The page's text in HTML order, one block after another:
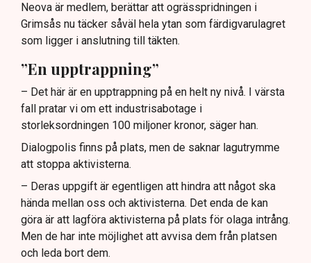
Neova är medlem, berättar att ogrässpridningen i
Grimsås nu täcker såväl hela ytan som färdigvarulagret
som ligger i anslutning till täkten.
”En upptrappning”
– Det här är en upptrappning på en helt ny nivå. I värsta
fall pratar vi om ett industrisabotage i
storleksordningen 100 miljoner kronor, säger han.
Dialogpolis finns på plats, men de saknar lagutrymme
att stoppa aktivisterna.
– Deras uppgift är egentligen att hindra att något ska
hända mellan oss och aktivisterna. Det enda de kan
göra är att lagföra aktivisterna på plats för olaga intrång.
Men de har inte möjlighet att avvisa dem från platsen
och leda bort dem.